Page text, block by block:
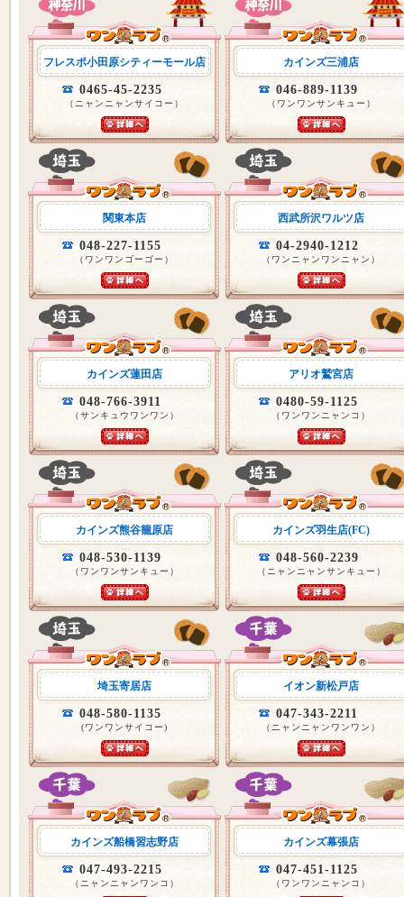
フレスポ小田原シティーモール店
0465-45-2235
（ニャンニャンサイコー）
カインズ三浦店
046-889-1139
（ワンワンサンキュー）
関東本店
048-227-1155
（ワンワンゴーゴー）
西武所沢ワルツ店
04-2940-1212
（ワンニャンワンニャン）
カインズ蓮田店
048-766-3911
（サンキュウワンワン）
アリオ鷲宮店
0480-59-1125
（ワンワンニャンコ）
カインズ熊谷籠原店
048-530-1139
（ワンワンサンキュー）
カインズ羽生店(FC)
048-560-2239
（ニャンニャンサンキュー）
埼玉寄居店
048-580-1135
(ワンワンサイコー)
イオン新松戸店
047-343-2211
（ニャンニャンワンワン）
カインズ船橋習志野店
047-493-2215
（ニャンニャンワンコ）
カインズ幕張店
047-451-1125
（ワンワンニャンコ）